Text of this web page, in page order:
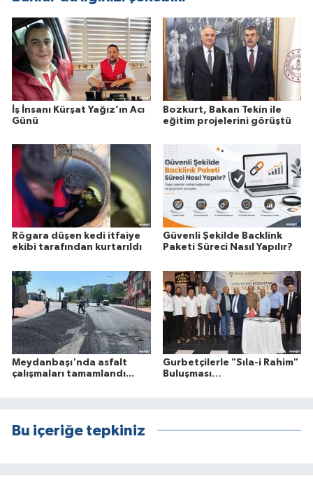
İş İnsanı Kürşat Yağız’ın Acı
Günü
Bozkurt, Bakan Tekin ile
eğitim projelerini görüştü
Rögara düşen kedi itfaiye
ekibi tarafından kurtarıldı
Güvenli Şekilde Backlink
Paketi Süreci Nasıl Yapılır?
Meydanbaşı'nda asfalt
çalışmaları tamamlandı...
Gurbetçilerle "Sıla-i Rahim"
Buluşması…
Bu içeriğe tepkiniz